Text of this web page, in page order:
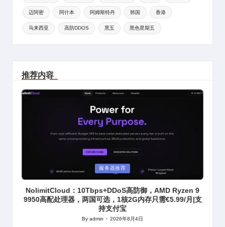
迈阿密 阿什本 阿姆斯特丹 韩国 香港
马来西亚 高防DDOS 黑五 黑色星期五
推荐内容
Posted
in
服务器推荐
NolimitCloud：10Tbps+DDoS高防御，AMD Ryzen 9
9950高配处理器，两国可选，1核2G内存只需€5.99/月|支
持支付宝
Posted
Byadmin 2026年8月4日